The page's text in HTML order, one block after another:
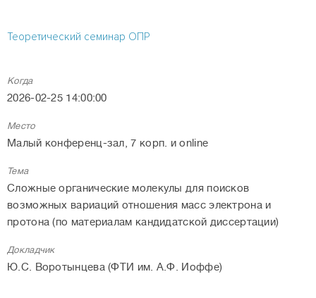
Теоретический семинар ОПР
Когда
2026-02-25 14:00:00
Место
Малый конференц-зал, 7 корп. и online
Тема
Сложные органические молекулы для поисков
возможных вариаций отношения масс электрона и
протона (по материалам кандидатской диссертации)
Докладчик
Ю.С. Воротынцева (ФТИ им. А.Ф. Иоффе)